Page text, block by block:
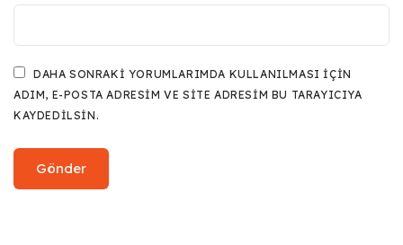
DAHA SONRAKI YORUMLARIMDA KULLANILMASI IÇIN
ADIM, E-POSTA ADRESIM VE SITE ADRESIM BU TARAYICIYA
KAYDEDILSIN.